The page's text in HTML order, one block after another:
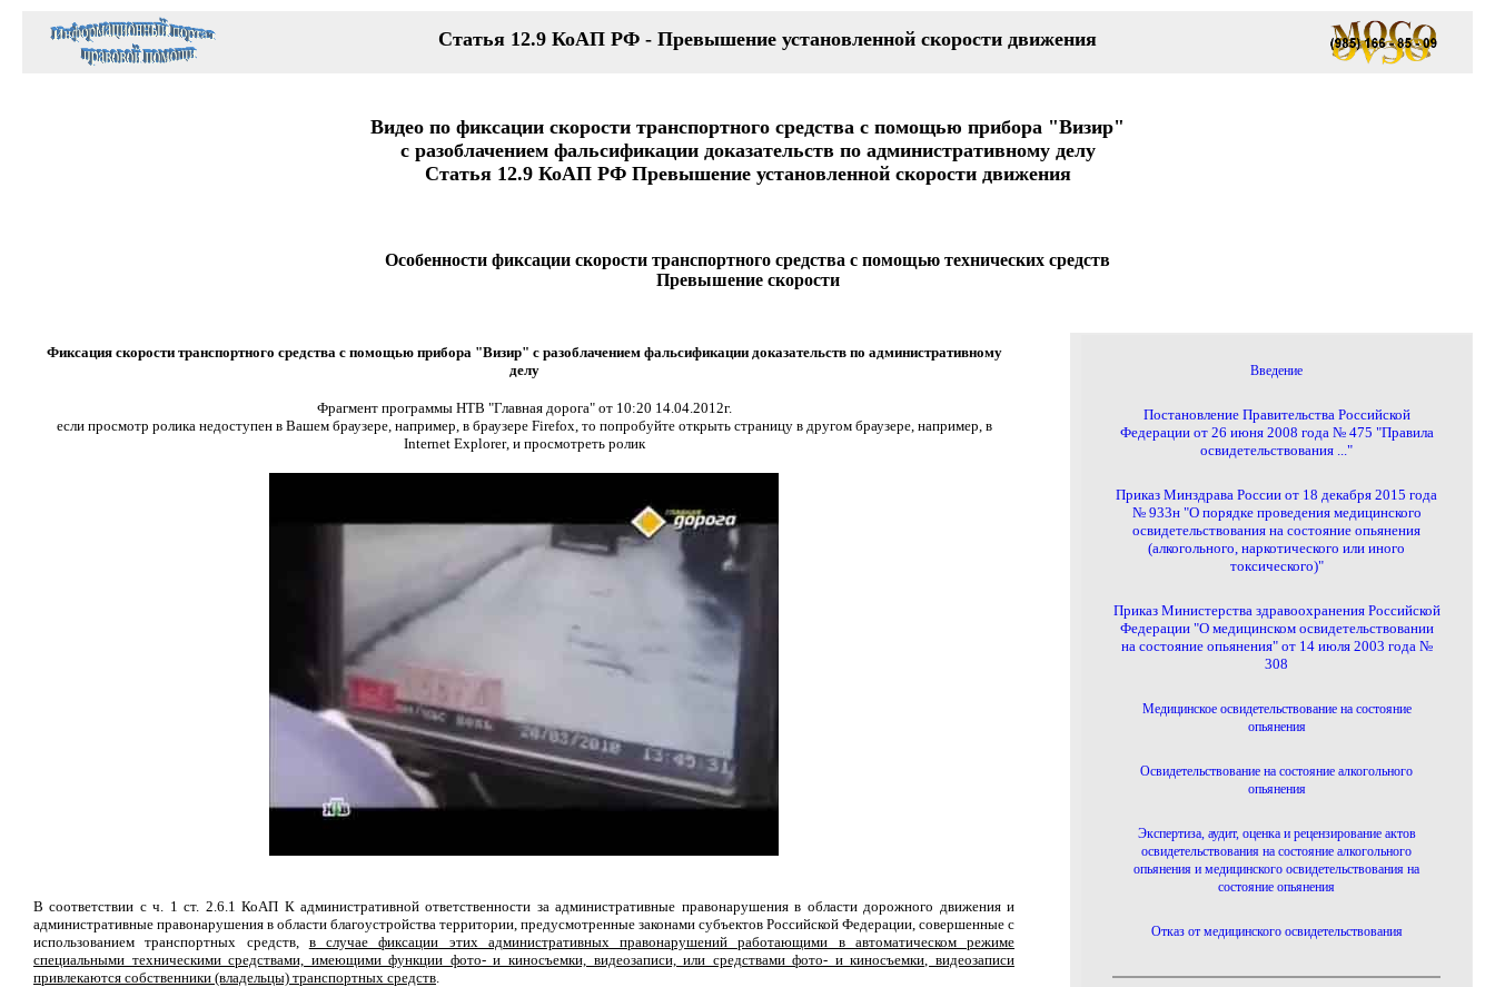
Статья 12.9 КоАП РФ - Превышение установленной скорости движения
Видео по фиксации скорости транспортного средства с помощью прибора "Визир"
с разоблачением фальсификации доказательств по административному делу
Статья 12.9 КоАП РФ Превышение установленной скорости движения
Особенности фиксации скорости транспортного средства с помощью технических средств
Превышение скорости
Фиксация скорости транспортного средства с помощью прибора "Визир" с разоблачением фальсификации доказательств по административному
делу
Фрагмент программы НТВ "Главная дорога" от 10:20 14.04.2012г.
если просмотр ролика недоступен в Вашем браузере, например, в браузере Firefox , то попробуйте открыть страницу в другом браузере, например, в
Internet Explorer, и просмотреть ролик
В соответствии с ч. 1 ст. 2.6.1 КоАП К административной ответственности за административные правонарушения в области дорожного движения и
административные правонарушения в области благоустройства территории, предусмотренные законами субъектов Российской Федерации, совершенные с
использованием транспортных средств, в случае фиксации этих административных правонарушений работающими в автоматическом режиме
специальными техническими средствами, имеющими функции фото- и киносъемки, видеозаписи, или средствами фото- и киносъемки, видеозаписи
привлекаются собственники (владельцы) транспортных средств
Введение
Постановление Правительства Российской
Федерации от 26 июня 2008 года № 475 "Правила
освидетельствования ..."
Приказ Минздрава России от 18 декабря 2015 года
№ 933н "О порядке проведения медицинского
освидетельствования на состояние опьянения
(алкогольного, наркотического или иного
токсического)"
Приказ Министерства здравоохранения Российской
Федерации "О медицинском освидетельствовании
на состояние опьянения" от 14 июля 2003 года №
308
Медицинское освидетельствование на состояние
опьянения
Освидетельствование на состояние алкогольного
опьянения
Экспертиза, аудит, оценка и рецензирование актов
освидетельствования на состояние алкогольного
опьянения и медицинского освидетельствования на
состояние опьянения
Отказ от медицинского освидетельствования